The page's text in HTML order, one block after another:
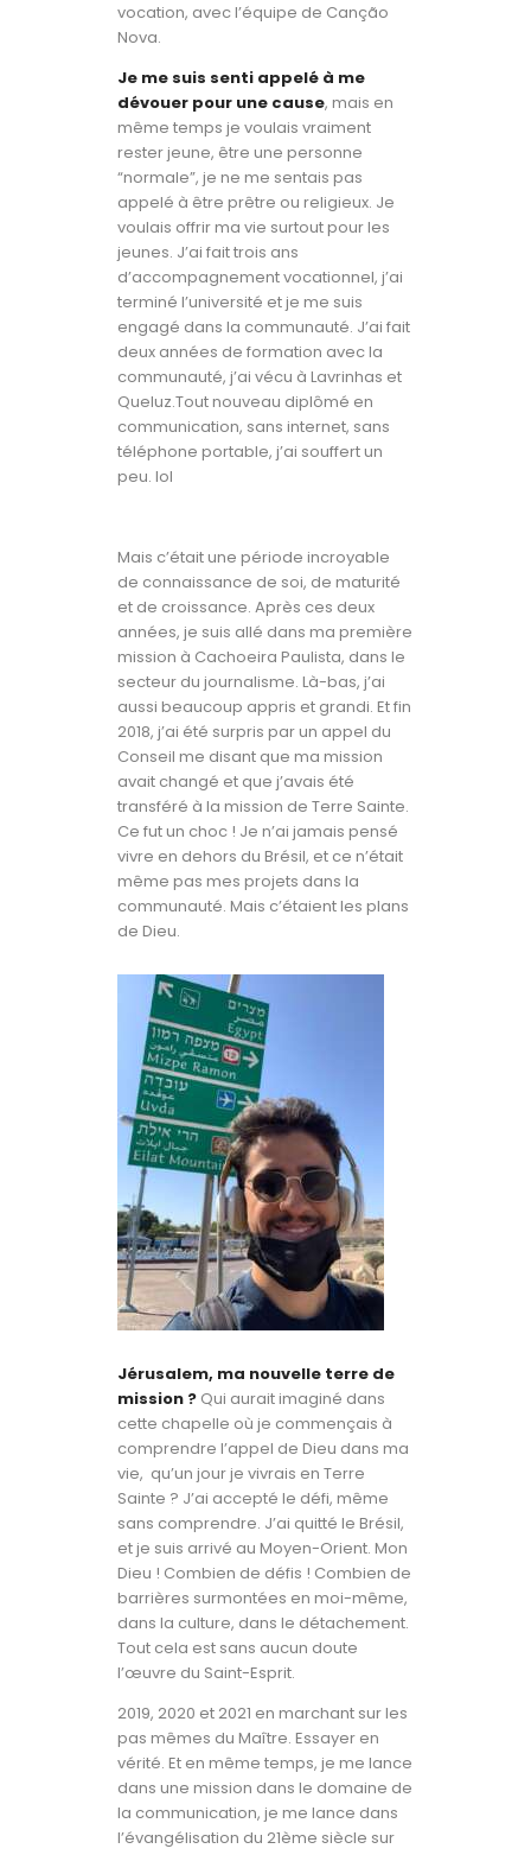
vocation, avec l’équipe de Canção
Nova.
Je me suis senti appelé à me
dévouer pour une cause, mais en
même temps je voulais vraiment
rester jeune, être une personne
“normale”, je ne me sentais pas
appelé à être prêtre ou religieux. Je
voulais offrir ma vie surtout pour les
jeunes. J’ai fait trois ans
d’accompagnement vocationnel, j’ai
terminé l’université et je me suis
engagé dans la communauté. J’ai fait
deux années de formation avec la
communauté, j’ai vécu à Lavrinhas et
Queluz.Tout nouveau diplômé en
communication, sans internet, sans
téléphone portable, j’ai souffert un
peu. lol
Mais c’était une période incroyable
de connaissance de soi, de maturité
et de croissance. Après ces deux
années, je suis allé dans ma première
mission à Cachoeira Paulista, dans le
secteur du journalisme. Là-bas, j’ai
aussi beaucoup appris et grandi. Et fin
2018, j’ai été surpris par un appel du
Conseil me disant que ma mission
avait changé et que j’avais été
transféré à la mission de Terre Sainte.
Ce fut un choc ! Je n’ai jamais pensé
vivre en dehors du Brésil, et ce n’était
même pas mes projets dans la
communauté. Mais c’étaient les plans
de Dieu.
Jérusalem, ma nouvelle terre de
mission ? Qui aurait imaginé dans
cette chapelle où je commençais à
comprendre l’appel de Dieu dans ma
vie, qu’un jour je vivrais en Terre
Sainte ? J’ai accepté le défi, même
sans comprendre. J’ai quitté le Brésil,
et je suis arrivé au Moyen-Orient. Mon
Dieu ! Combien de défis ! Combien de
barrières surmontées en moi-même,
dans la culture, dans le détachement.
Tout cela est sans aucun doute
l’œuvre du Saint-Esprit.
2019, 2020 et 2021 en marchant sur les
pas mêmes du Maître. Essayer en
vérité. Et en même temps, je me lance
dans une mission dans le domaine de
la communication, je me lance dans
l’évangélisation du 21ème siècle sur